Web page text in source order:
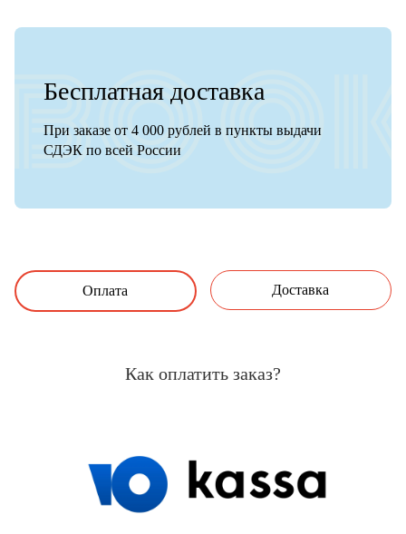
Бесплатная доставка
При заказе от 4 000 рублей в пункты выдачи
СДЭК по всей России
Оплата Доставка
Как оплатить заказ?